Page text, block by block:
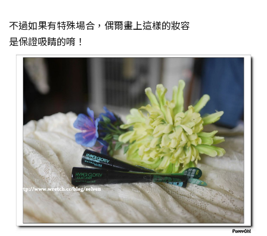
不過如果有特殊場合，偶爾畫上這樣的妝容
是保證吸睛的唷！